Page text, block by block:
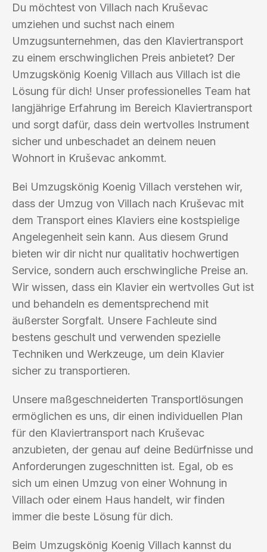
Du möchtest von Villach nach Kruševac
umziehen und suchst nach einem
Umzugsunternehmen, das den Klaviertransport
zu einem erschwinglichen Preis anbietet? Der
Umzugskönig Koenig Villach aus Villach ist die
Lösung für dich! Unser professionelles Team hat
langjährige Erfahrung im Bereich Klaviertransport
und sorgt dafür, dass dein wertvolles Instrument
sicher und unbeschadet an deinem neuen
Wohnort in Kruševac ankommt.
Bei Umzugskönig Koenig Villach verstehen wir,
dass der Umzug von Villach nach Kruševac mit
dem Transport eines Klaviers eine kostspielige
Angelegenheit sein kann. Aus diesem Grund
bieten wir dir nicht nur qualitativ hochwertigen
Service, sondern auch erschwingliche Preise an.
Wir wissen, dass ein Klavier ein wertvolles Gut ist
und behandeln es dementsprechend mit
äußerster Sorgfalt. Unsere Fachleute sind
bestens geschult und verwenden spezielle
Techniken und Werkzeuge, um dein Klavier
sicher zu transportieren.
Unsere maßgeschneiderten Transportlösungen
ermöglichen es uns, dir einen individuellen Plan
für den Klaviertransport nach Kruševac
anzubieten, der genau auf deine Bedürfnisse und
Anforderungen zugeschnitten ist. Egal, ob es
sich um einen Umzug von einer Wohnung in
Villach oder einem Haus handelt, wir finden
immer die beste Lösung für dich.
Beim Umzugskönig Koenig Villach kannst du